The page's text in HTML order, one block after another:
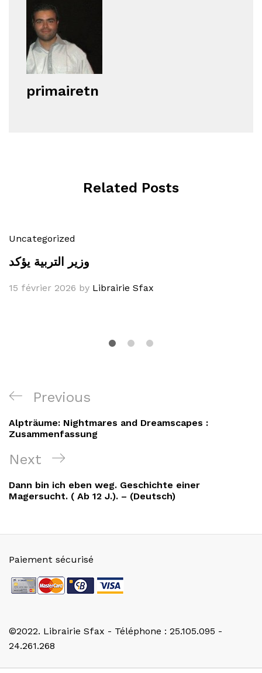
primairetn
Related Posts
Uncategorized
وزير التربية يؤكد
15 février 2026 by Librairie Sfax
Navigation
de
l’article
Previous
Post
Previous
Alpträume: Nightmares and Dreamscapes :
Zusammenfassung
Next
Post
Next
Dann bin ich eben weg. Geschichte einer
Magersucht. ( Ab 12 J.). – (Deutsch)
©2022. Librairie Sfax - Téléphone : 25.105.095 -
24.261.268
Paiement sécurisé